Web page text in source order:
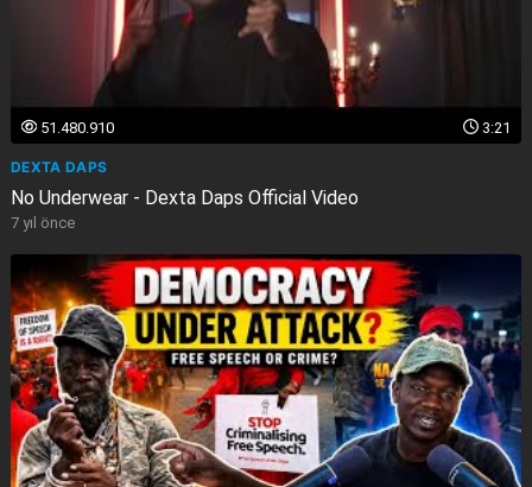
3:21
51.480.910
DEXTA DAPS
No Underwear - Dexta Daps Official Video
7 yıl önce